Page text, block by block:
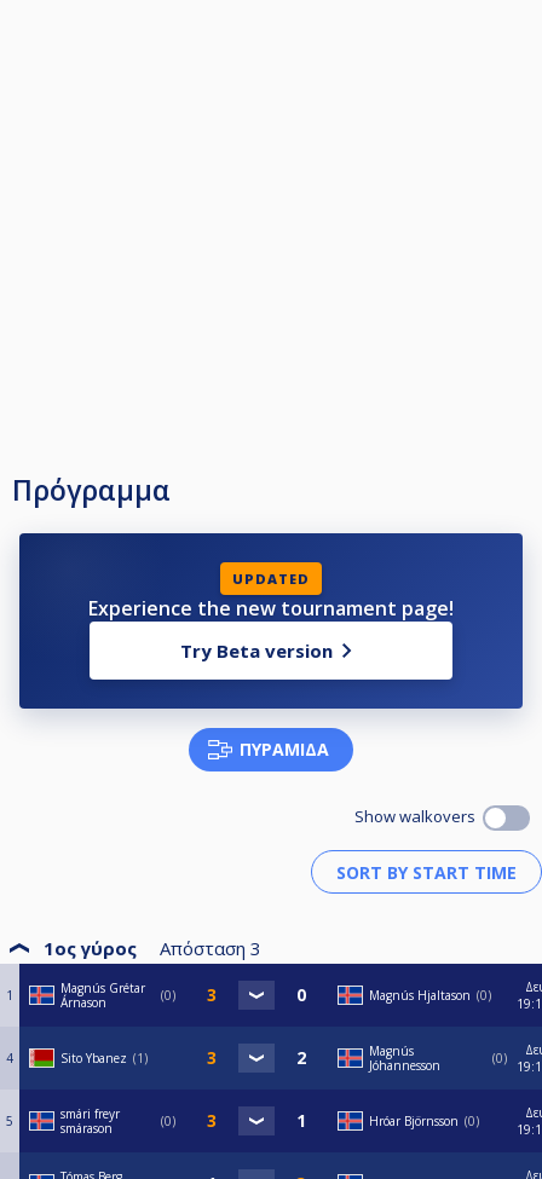
Πρόγραμμα
UPDATED
Experience the new tournament page!
Try Beta version
ΠΥΡΑΜΊΔΑ
Show walkovers
1ος γύρος Απόσταση 3
1
Magnús Grétar
Árnason
0 Magnús Hjaltason 0
4 Sito Ybanez 1
Magnús
Jóhannesson
0
5
smári freyr
smárason
0 Hróar Björnsson 0